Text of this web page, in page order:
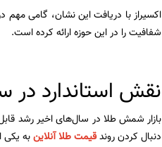
شفافیت را در این حوزه ارائه کرده است.
نقش استاندارد در
بازار شمش طلا در سال‌های اخیر رشد قابل
دنبال کردن روندقیمت طلا آنلاینبه یکی